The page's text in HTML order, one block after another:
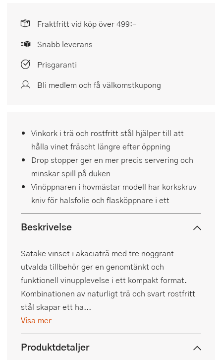
Fraktfritt vid köp över 499:-
Snabb leverans
Prisgaranti
Bli medlem och få välkomstkupong
Vinkork i trä och rostfritt stål hjälper till att
hålla vinet fräscht längre efter öppning
Drop stopper ger en mer precis servering och
minskar spill på duken
Vinöppnaren i hovmästar modell har korkskruv
kniv för halsfolie och flasköppnare i ett
Beskrivelse
Satake vinset i akaciaträ med tre noggrant
utvalda tillbehör ger en genomtänkt och
funktionell vinupplevelse i ett kompakt format.
Kombinationen av naturligt trä och svart rostfritt
stål skapar ett ha...
Visa mer
Produktdetaljer